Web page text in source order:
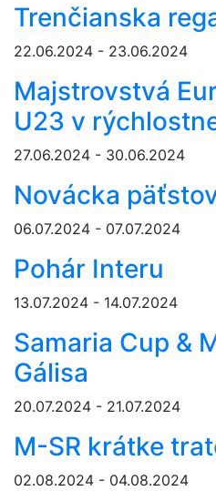
Trenčianska
22.06.2024 - 23.06.2024
Majstrovstvá
U23 v
27.06.2024 - 30.06.2024
Novácka
06.07.2024 - 07.07.2024
Pohár Interu
13.07.2024 - 14.07.2024
Samaria Cup &
Gálisa
20.07.2024 - 21.07.2024
M-SR krátke
02.08.2024 - 04.08.2024